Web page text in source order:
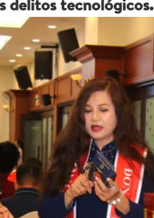
delitos tecnológicos.